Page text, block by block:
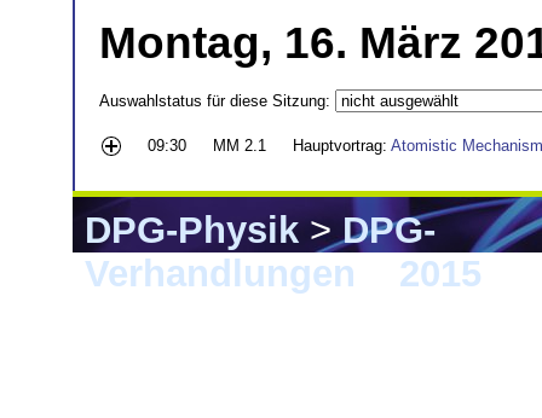
Montag, 16. März
Auswahlstatus für diese Sitzung:
09:30 MM 2.1 Hauptvortrag: Atomistic
DPG-Physik>DPG-
Verhandlungen
2015